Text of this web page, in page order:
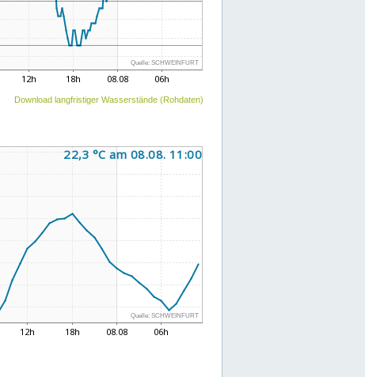
Download langfristiger Wasserstände (Rohdaten)